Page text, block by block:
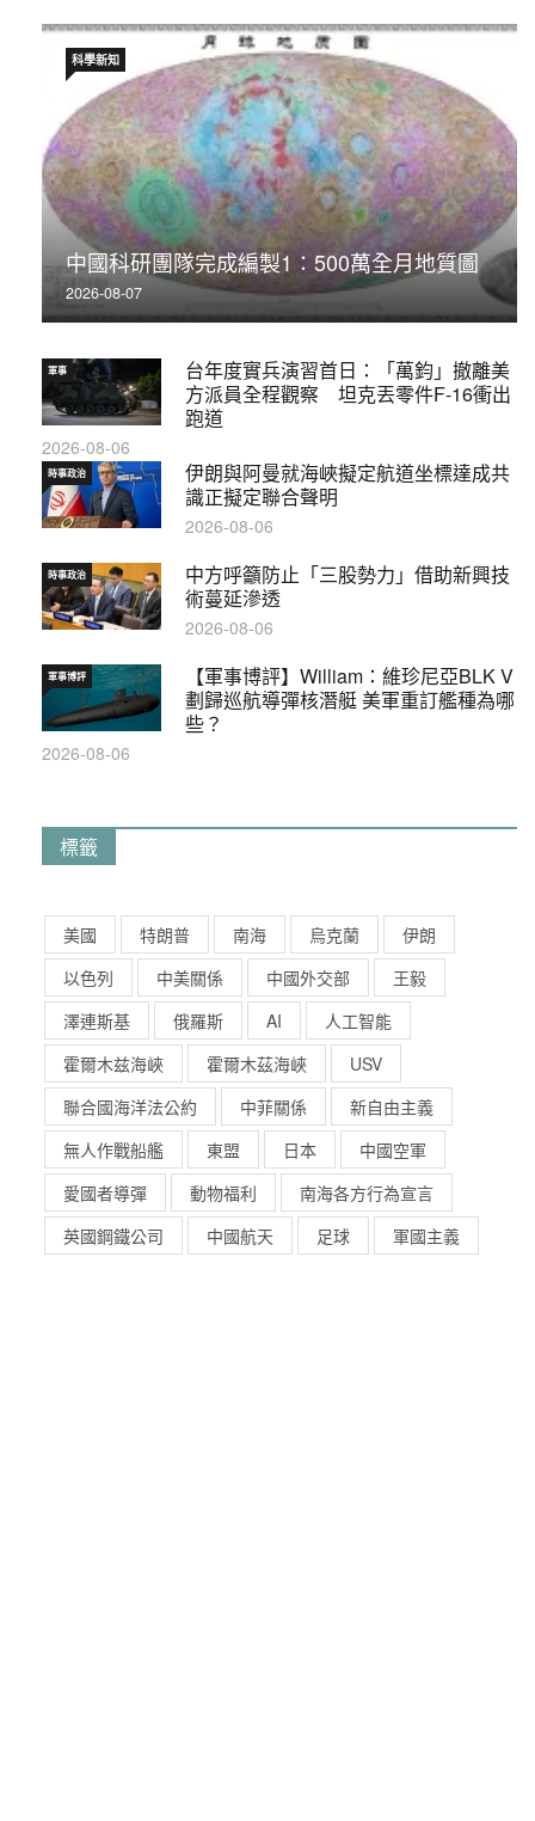
中國科研團隊完成編製1∶500萬全月地質圖
2026-08-07
科學新知
台年度實兵演習首日：「萬鈞」撤離美
方派員全程觀察 坦克丟零件F-16衝出
跑道
軍事
2026-08-06
伊朗與阿曼就海峽擬定航道坐標達成共
識正擬定聯合聲明
時事政治
2026-08-06
中方呼籲防止「三股勢力」借助新興技
術蔓延滲透
時事政治
2026-08-06
【軍事博評】William：維珍尼亞BLK V
劃歸巡航導彈核潛艇 美軍重訂艦種為哪
些？
軍事博評
2026-08-06
標籤
美國 特朗普 南海 烏克蘭
伊朗
以色列
中美關係 中國外交部
王毅
澤連斯基
俄羅斯 AI
人工智能
霍爾木兹海峽
霍爾木茲海峽
USV
聯合國海洋法公約
中菲關係
新自由主義
無人作戰船艦
東盟 日本
中國空軍
愛國者導彈
動物福利
南海各方行為宣言
英國鋼鐵公司
中國航天 足球 軍國主義